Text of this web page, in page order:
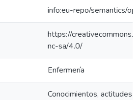
info:eu-repo/semantics/
https://
nc-sa/4.0/
Enfermería
Conocimientos, actitudes